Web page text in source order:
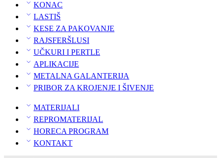
KONAC
LASTIŠ
KESE ZA PAKOVANJE
RAJSFERŠLUSI
UČKURI I PERTLE
APLIKACIJE
METALNA GALANTERIJA
PRIBOR ZA KROJENJE I ŠIVENJE
MATERIJALI
REPROMATERIJAL
HORECA PROGRAM
KONTAKT